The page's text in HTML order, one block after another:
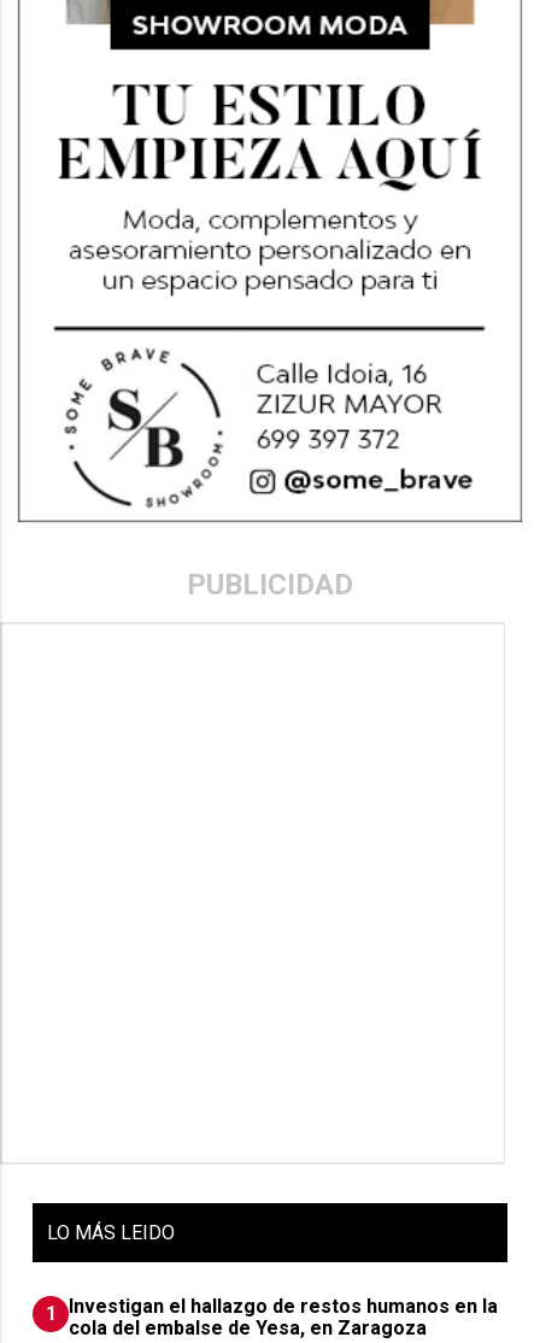
PUBLICIDAD
LO MÁS LEIDO
1
Investigan el hallazgo de restos humanos en la
cola del embalse de Yesa, en Zaragoza